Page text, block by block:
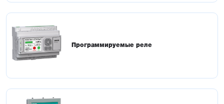
Программируемые реле